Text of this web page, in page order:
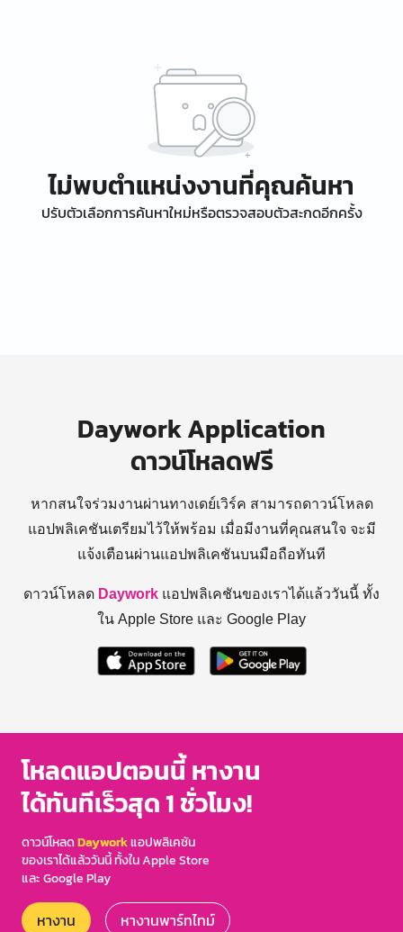
ไม่พบตำแหน่งงานที่คุณค้นหา
ปรับตัวเลือกการค้นหาใหม่หรือตรวจสอบตัวสะกดอีกครั้ง
Daywork Application
ดาวน์โหลดฟรี
หากสนใจร่วมงานผ่านทางเดย์เวิร์ค สามารถดาวน์โหลด
แอปพลิเคชันเตรียมไว้ให้พร้อม เมื่อมีงานที่คุณสนใจ จะมี
แจ้งเตือนผ่านแอปพลิเคชันบนมือถือทันที
ดาวน์โหลด Daywork แอปพลิเคชันของเราได้แล้ววันนี้ ทั้ง
ใน Apple Store และ Google Play
โหลดแอปตอนนี้ หางาน
ได้ทันทีเร็วสุด 1 ชั่วโมง!
ดาวน์โหลดDayworkแอปพลิเคชัน
ของเราได้แล้ววันนี้ ทั้งใน Apple Store
และ Google Play
หางาน หางานพาร์ทไทม์